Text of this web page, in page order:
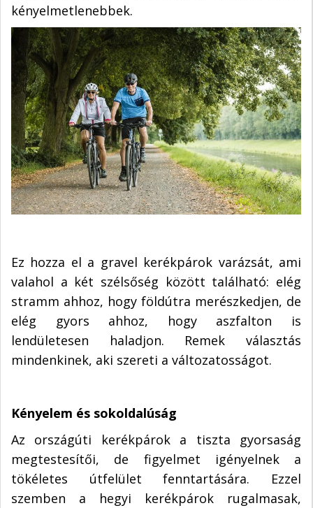
kényelmetlenebbek.
Ez hozza el a gravel kerékpárok varázsát, ami
valahol a két szélsőség között található: elég
stramm ahhoz, hogy földútra merészkedjen, de
elég gyors ahhoz, hogy aszfalton is
lendületesen haladjon. Remek választás
mindenkinek, aki szereti a változatosságot.
Kényelem és sokoldalúság
Az országúti kerékpárok a tiszta gyorsaság
megtestesítői, de figyelmet igényelnek a
tökéletes útfelület fenntartására. Ezzel
szemben a hegyi kerékpárok rugalmasak,